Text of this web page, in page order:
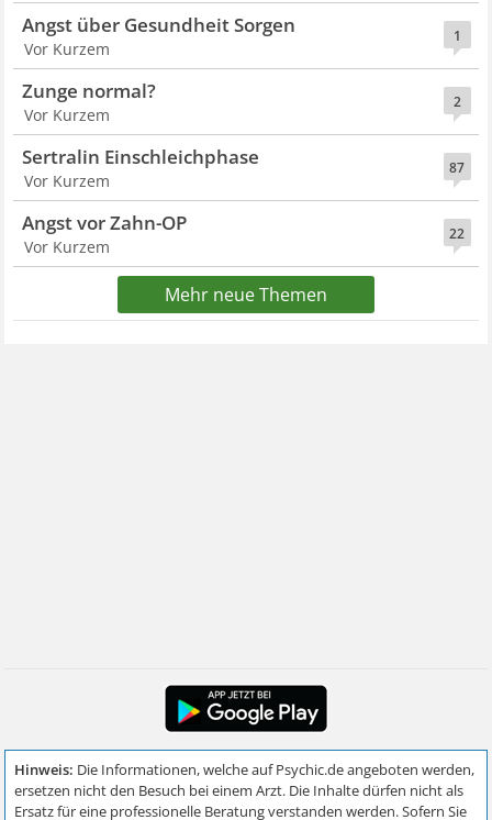
1
Angst über Gesundheit Sorgen
Vor Kurzem
2
Zunge normal?
Vor Kurzem
87
Sertralin Einschleichphase
Vor Kurzem
22
Angst vor Zahn-OP
Vor Kurzem
Mehr neue Themen